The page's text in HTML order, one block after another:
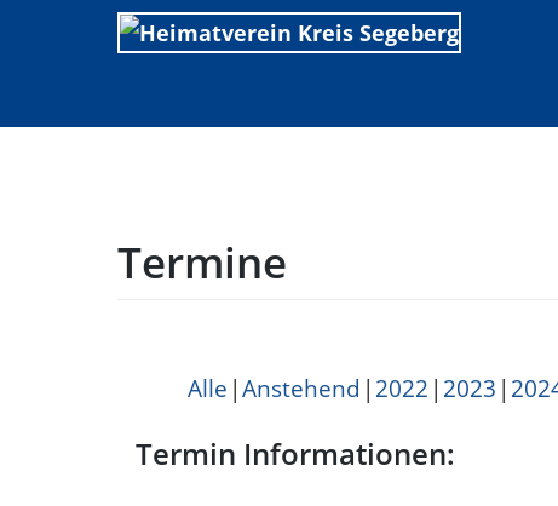
Termine
Alle Anstehend 2022 2023
Termin Informationen: